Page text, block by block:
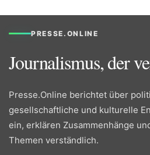
PRESSE.ONLINE
Journalismus, der
Presse.Online berichtet über
gesellschaftliche und kulturelle
ein, erklären Zusammenhänge
Themen verständlich.